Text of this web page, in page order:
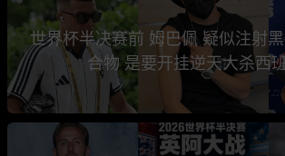
世界杯半决赛前 姆巴佩 疑似注射
合物 是要开挂逆天大杀西